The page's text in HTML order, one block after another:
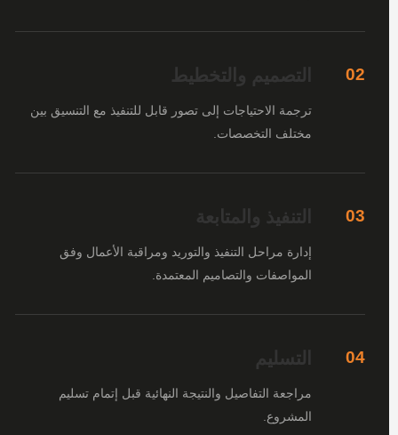
02 التصميم والتخطيط
ترجمة الاحتياجات إلى تصور قابل للتنفيذ مع التنسيق بين
مختلف التخصصات.
03 التنفيذ والمتابعة
إدارة مراحل التنفيذ والتوريد ومراقبة الأعمال وفق
المواصفات والتصاميم المعتمدة.
04 التسليم
مراجعة التفاصيل والنتيجة النهائية قبل إتمام تسليم
المشروع.